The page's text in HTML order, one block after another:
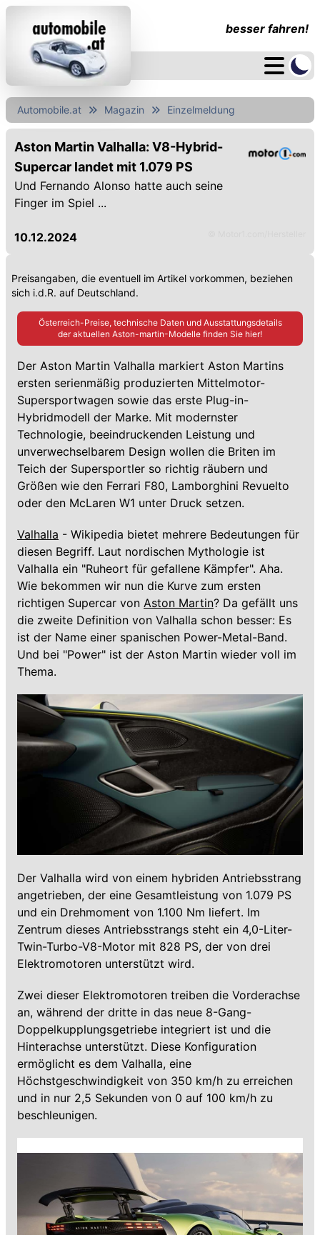
besser fahren!
Automobile.at Magazin Einzelmeldung
Aston Martin Valhalla: V8-Hybrid-
Supercar landet mit 1.079 PS
Und Fernando Alonso hatte auch seine
Finger im Spiel ...
10.12.2024
Preisangaben, die eventuell im Artikel vorkommen, beziehen
sich i.d.R. auf Deutschland.
Österreich-Preise, technische Daten und Ausstattungsdetails
der aktuellen Aston-martin-Modelle finden Sie hier!
Der Aston Martin Valhalla markiert Aston Martins
ersten serienmäßig produzierten Mittelmotor-
Supersportwagen sowie das erste Plug-in-
Hybridmodell der Marke. Mit modernster
Technologie, beeindruckenden Leistung und
unverwechselbarem Design wollen die Briten im
Teich der Supersportler so richtig räubern und
Größen wie den Ferrari F80, Lamborghini Revuelto
oder den McLaren W1 unter Druck setzen.
Valhalla - Wikipedia bietet mehrere Bedeutungen für
diesen Begriff. Laut nordischen Mythologie ist
Valhalla ein "Ruheort für gefallene Kämpfer". Aha.
Wie bekommen wir nun die Kurve zum ersten
richtigen Supercar von Aston Martin? Da gefällt uns
die zweite Definition von Valhalla schon besser: Es
ist der Name einer spanischen Power-Metal-Band.
Und bei "Power" ist der Aston Martin wieder voll im
Thema.
Der Valhalla wird von einem hybriden Antriebsstrang
angetrieben, der eine Gesamtleistung von 1.079 PS
und ein Drehmoment von 1.100 Nm liefert. Im
Zentrum dieses Antriebsstrangs steht ein 4,0-Liter-
Twin-Turbo-V8-Motor mit 828 PS, der von drei
Elektromotoren unterstützt wird.
Zwei dieser Elektromotoren treiben die Vorderachse
an, während der dritte in das neue 8-Gang-
Doppelkupplungsgetriebe integriert ist und die
Hinterachse unterstützt. Diese Konfiguration
ermöglicht es dem Valhalla, eine
Höchstgeschwindigkeit von 350 km/h zu erreichen
und in nur 2,5 Sekunden von 0 auf 100 km/h zu
beschleunigen.